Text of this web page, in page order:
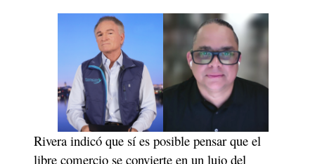
Rivera indicó que sí es posible pensar que el
libre comercio se convierte en un lujo del